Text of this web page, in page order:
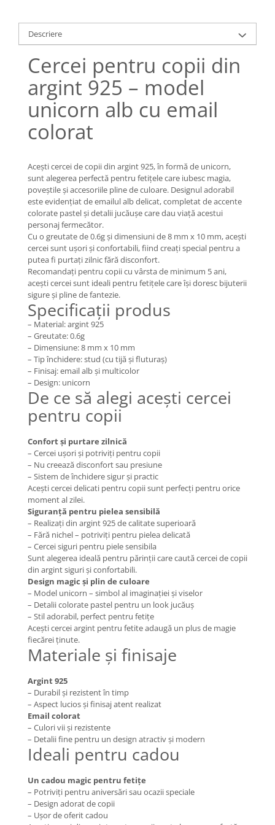
Lănțișoare cu Zodii
Lănțișoare cu Molecule
Lănțișoare cu Pietre Naturale
Lănțișoare Argint Diverse
COLIERE CU PERLE
Coliere cu Perle Naturale
COLIERE ȘNUR REGLABIL
Coliere cu Inimioare
Coliere cu Cruce
Coliere cu Stea
Coliere cu Soare
Coliere cu Semilună
Coliere cu Zodii
Coliere cu Flori
Coliere cu Animale
Coliere cu Molecule
Coliere Diverse
BRĂȚĂRI
BRĂȚĂRI CU ȘNUR REGLABIL
Brățări din Aur cu șnur reglabil
Brățări din Argint cu șnur reglabil
BRĂȚĂRI CU PIETRE SEMIPREȚIOASE
Brățări din Aur cu pietre
semiprețioase
Brățări din Argint cu pietre
semiprețioase
Brățări elastice cu pietre
semiprețioase
BRĂȚĂRI DE PICIOR
Brățări de picior din Aur
Brățări de picior din Argint
COLIERE
Coliere cu mărgele colorate și
Argint
Coliere cu pietre semiprețioase
Descriere
Cercei pentru copii din
argint 925 – model
unicorn alb cu email
colorat
Acești cercei de copii din argint 925, în formă de unicorn,
sunt alegerea perfectă pentru fetițele care iubesc magia,
poveștile și accesoriile pline de culoare. Designul adorabil
este evidențiat de emailul alb delicat, completat de accente
colorate pastel și detalii jucăușe care dau viață acestui
personaj fermecător.
Cu o greutate de 0.6g și dimensiuni de 8 mm x 10 mm, acești
cercei sunt ușori și confortabili, fiind creați special pentru a
putea fi purtați zilnic fără disconfort.
Recomandați pentru copii cu vârsta de minimum 5 ani,
acești cercei sunt ideali pentru fetițele care își doresc bijuterii
sigure și pline de fantezie.
Specificații produs
– Material: argint 925
– Greutate: 0.6g
– Dimensiune: 8 mm x 10 mm
– Tip închidere: stud (cu tijă și fluturaș)
– Finisaj: email alb și multicolor
– Design: unicorn
De ce să alegi acești cercei
pentru copii
Confort și purtare zilnică
– Cercei ușori și potriviți pentru copii
– Nu creează disconfort sau presiune
– Sistem de închidere sigur și practic
Acești cercei delicati pentru copii sunt perfecți pentru orice
moment al zilei.
Siguranță pentru pielea sensibilă
– Realizați din argint 925 de calitate superioară
– Fără nichel – potriviți pentru pielea delicată
– Cercei siguri pentru piele sensibila
Sunt alegerea ideală pentru părinții care caută cercei de copii
din argint siguri și confortabili.
Design magic și plin de culoare
– Model unicorn – simbol al imaginației și viselor
– Detalii colorate pastel pentru un look jucăuș
– Stil adorabil, perfect pentru fetițe
Acești cercei argint pentru fetite adaugă un plus de magie
fiecărei ținute.
Materiale și finisaje
Argint 925
– Durabil și rezistent în timp
– Aspect lucios și finisaj atent realizat
Email colorat
– Culori vii și rezistente
– Detalii fine pentru un design atractiv și modern
Ideali pentru cadou
Un cadou magic pentru fetițe
– Potriviți pentru aniversări sau ocazii speciale
– Design adorat de copii
– Ușor de oferit cadou